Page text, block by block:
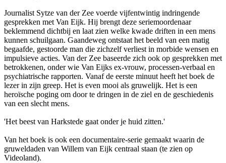
Journalist Sytze van der Zee voerde vijfentwintig indringende
gesprekken met Van Eijk. Hij brengt deze seriemoordenaar
beklemmend dichtbij en laat zien welke kwade driften in een mens
kunnen schuilgaan. Gaandeweg ontstaat het beeld van een matig
begaafde, gestoorde man die zichzelf verliest in morbide wensen en
impulsieve acties. Van der Zee baseerde zich ook op gesprekken met
betrokkenen, onder wie Van Eijks ex-vrouw, processen-verbaal en
psychiatrische rapporten. Vanaf de eerste minuut heeft het boek de
lezer in zijn greep. Het is even mooi als gruwelijk. Het is een
heroïsche poging om door te dringen in de ziel en de geschiedenis
van een slecht mens.
'Het beest van Harkstede gaat onder je huid zitten.'
Van het boek is ook een documentaire-serie gemaakt waarin de
gruweldaden van Willem van Eijk centraal staan (te zien op
Videoland).